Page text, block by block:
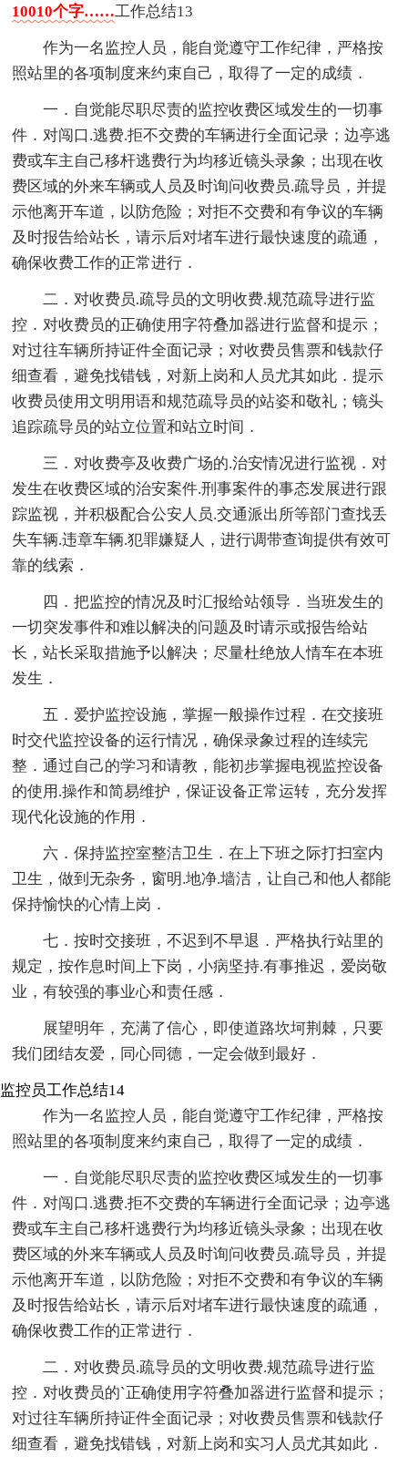
10010个字……工作总结13
作为一名监控人员，能自觉遵守工作纪律，严格按
照站里的各项制度来约束自己，取得了一定的成绩．
一．自觉能尽职尽责的监控收费区域发生的一切事
件．对闯口.逃费.拒不交费的车辆进行全面记录；边亭逃
费或车主自己移杆逃费行为均移近镜头录象；出现在收
费区域的外来车辆或人员及时询问收费员.疏导员，并提
示他离开车道，以防危险；对拒不交费和有争议的车辆
及时报告给站长，请示后对堵车进行最快速度的疏通，
确保收费工作的正常进行．
二．对收费员.疏导员的文明收费.规范疏导进行监
控．对收费员的正确使用字符叠加器进行监督和提示；
对过往车辆所持证件全面记录；对收费员售票和钱款仔
细查看，避免找错钱，对新上岗和人员尤其如此．提示
收费员使用文明用语和规范疏导员的站姿和敬礼；镜头
追踪疏导员的站立位置和站立时间．
三．对收费亭及收费广场的.治安情况进行监视．对
发生在收费区域的治安案件.刑事案件的事态发展进行跟
踪监视，并积极配合公安人员.交通派出所等部门查找丢
失车辆.违章车辆.犯罪嫌疑人，进行调带查询提供有效可
靠的线索．
四．把监控的情况及时汇报给站领导．当班发生的
一切突发事件和难以解决的问题及时请示或报告给站
长，站长采取措施予以解决；尽量杜绝放人情车在本班
发生．
五．爱护监控设施，掌握一般操作过程．在交接班
时交代监控设备的运行情况，确保录象过程的连续完
整．通过自己的学习和请教，能初步掌握电视监控设备
的使用.操作和简易维护，保证设备正常运转，充分发挥
现代化设施的作用．
六．保持监控室整洁卫生．在上下班之际打扫室内
卫生，做到无杂务，窗明.地净.墙洁，让自己和他人都能
保持愉快的心情上岗．
七．按时交接班，不迟到不早退．严格执行站里的
规定，按作息时间上下岗，小病坚持.有事推迟，爱岗敬
业，有较强的事业心和责任感．
展望明年，充满了信心，即使道路坎坷荆棘，只要
我们团结友爱，同心同德，一定会做到最好．
监控员工作总结14
作为一名监控人员，能自觉遵守工作纪律，严格按
照站里的各项制度来约束自己，取得了一定的成绩．
一．自觉能尽职尽责的监控收费区域发生的一切事
件．对闯口.逃费.拒不交费的车辆进行全面记录；边亭逃
费或车主自己移杆逃费行为均移近镜头录象；出现在收
费区域的外来车辆或人员及时询问收费员.疏导员，并提
示他离开车道，以防危险；对拒不交费和有争议的车辆
及时报告给站长，请示后对堵车进行最快速度的疏通，
确保收费工作的正常进行．
二．对收费员.疏导员的文明收费.规范疏导进行监
控．对收费员的`正确使用字符叠加器进行监督和提示；
对过往车辆所持证件全面记录；对收费员售票和钱款仔
细查看，避免找错钱，对新上岗和实习人员尤其如此．